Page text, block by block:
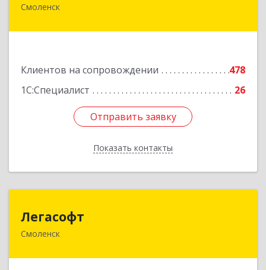
Смоленск
Клиентов на сопровождении
478
1С:Специалист
26
Отправить заявку
Показать контакты
214018, Смоленская обл, Смоленск г, Раевского
Отправить заявку
Назад
Легасофт
Смоленск214018, Смоленская обл, Смоленск г, Ново-